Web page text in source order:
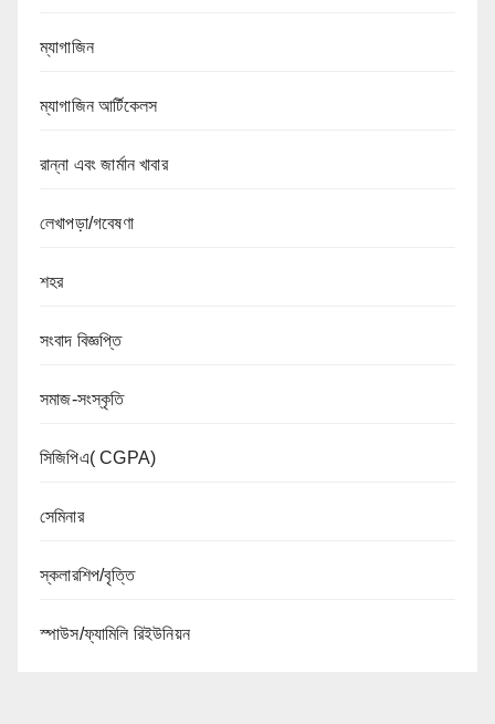
ম্যাগাজিন
ম্যাগাজিন আর্টিকেলস
রান্না এবং জার্মান খাবার
লেখাপড়া/গবেষণা
শহর
সংবাদ বিজ্ঞপ্তি
সমাজ-সংস্কৃতি
সিজিপিএ( CGPA)
সেমিনার
স্কলারশিপ/বৃত্তি
স্পাউস/ফ্যামিলি রিইউনিয়ন